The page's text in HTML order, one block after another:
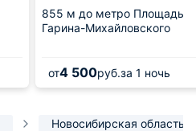
855 м до метро Площадь
Гарина-Михайловского
от4 500руб.за 1 ночь
Новосибирская область